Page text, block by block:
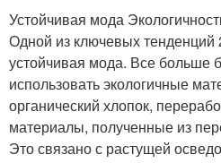
Устойчивая мода
Одной из ключевых тенденций
устойчивая мода. Все больше
использовать экологичные
органический хлопок,
материалы, полученные из
Это связано с растущей